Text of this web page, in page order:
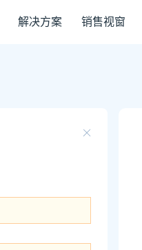
解决方案 销售视窗